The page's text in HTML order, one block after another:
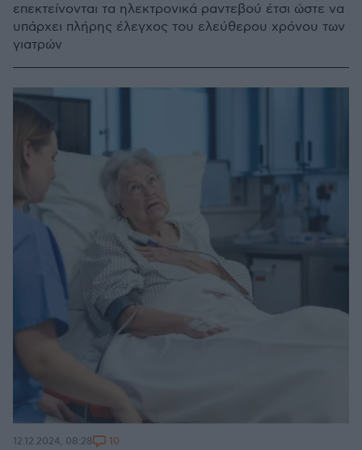
επεκτείνονται τα ηλεκτρονικά ραντεβού έτσι ώστε να
υπάρχει πλήρης έλεγχος του ελεύθερου χρόνου των
γιατρών
12.12.2024, 08:28 10